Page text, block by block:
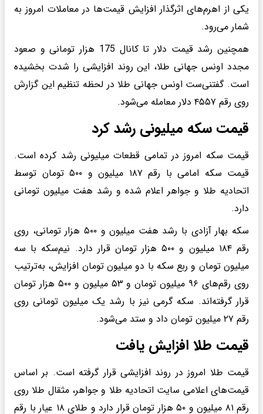
یکی از اهرم‌های اثرگذار افزایش قیمت‌ها در معاملات امروز به
شمار می‌رود.
همچنین رشد قیمت دلار تا کانال 175 هزار تومانی و صعود
مجدد اونس جهانی طلا، این روند افزایشی را شدت بخشیده
است. گفتنی‌ست اونس جهانی طلا در لحظه تنظیم این گزارش
روی رقم ۴۵۵۷ دلار معامله می‌شود.
قیمت سکه میلیونی رشد کرد
قیمت سکه امروز در تمامی قطعات میلیونی رشد کرده است.
قیمت سکه امامی با رقم ۱۸۷ میلیون و ۵۰۰ تومان توسط
اتحادیه طلا و جواهر اعلام شده و رشد هفت میلیون تومانی
دارد.
سکه بهار آزادی با رشد هفت میلیون و ۵۰۰ هزار تومانی، روی
رقم ۱۸۴ میلیون و ۵۰۰ هزار تومان قرار دارد. نیم‌سکه با سه
میلیون تومان و ربع سکه با دو میلیون تومان افزایش، به‌ترتیب
روی رقم‌های ۹۶ میلیون تومان و ۵۳ میلیون و ۵۰۰ هزار تومان
قرار گرفته‌اند. سکه گرمی نیز با رشد یک میلیون تومانی روی
رقم ۲۷ میلیون تومان داد و ستد می‌شود.
قیمت طلا افزایش یافت
قیمت طلا امروز در روند افزایشی قرار گرفته است. بر اساس
قیمت‌های اعلامی سایت اتحادیه طلا و جواهر، مثقال طلا روی
رقم ۸۱ میلیون و ۵۰ هزار تومان قرار دارد و طلای ۱۸ عیار با رقم